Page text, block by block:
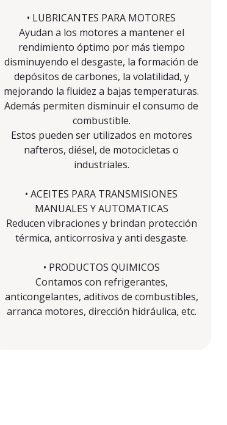
• LUBRICANTES PARA MOTORES
Ayudan a los motores a mantener el
rendimiento óptimo por más tiempo
disminuyendo el desgaste, la formación de
depósitos de carbones, la volatilidad, y
mejorando la fluidez a bajas temperaturas.
Además permiten disminuir el consumo de
combustible.
Estos pueden ser utilizados en motores
nafteros, diésel, de motocicletas o
industriales.
• ACEITES PARA TRANSMISIONES
MANUALES Y AUTOMATICAS
Reducen vibraciones y brindan protección
térmica, anticorrosiva y anti desgaste.
• PRODUCTOS QUIMICOS
Contamos con refrigerantes,
anticongelantes, aditivos de combustibles,
arranca motores, dirección hidráulica, etc.